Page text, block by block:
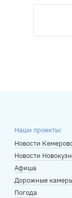
Наши проекты:
Новости
Новости
Афиша
Дорожные
Погода